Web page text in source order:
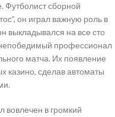
Футболист сборной
он играл важную роль в
выкладывался на все сто
профессионал
матча. Их появление
казино, сделав автоматы
вовлечен в громкий